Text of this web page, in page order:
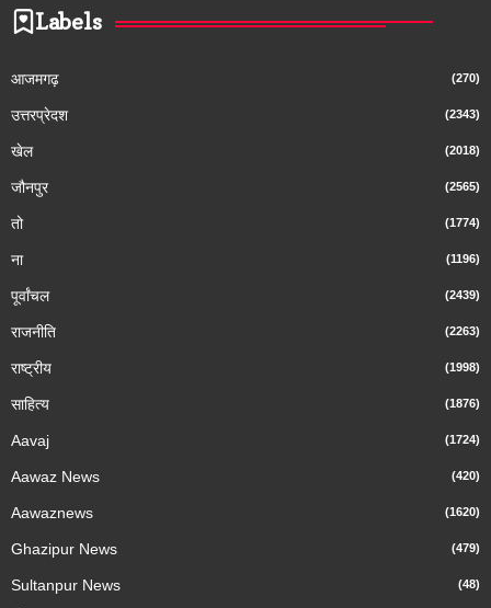
Labels
आजमगढ़ (270)
उत्तरप्रेदश (2343)
खेल (2018)
जौनपुर (2565)
तो (1774)
ना (1196)
पूर्वांचल (2439)
राजनीति (2263)
राष्ट्रीय (1998)
साहित्य (1876)
Aavaj (1724)
Aawaz News (420)
Aawaznews (1620)
Ghazipur News (479)
Sultanpur News (48)